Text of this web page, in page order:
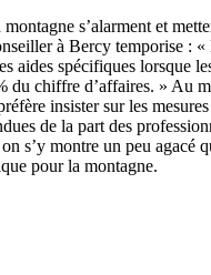
s’alarment et
à Bercy temporise :
aides spécifiques lorsque
du chiffre d’affaires. » Au
insister sur les
de la part des
s’y montre un peu agacé
pour la montagne.